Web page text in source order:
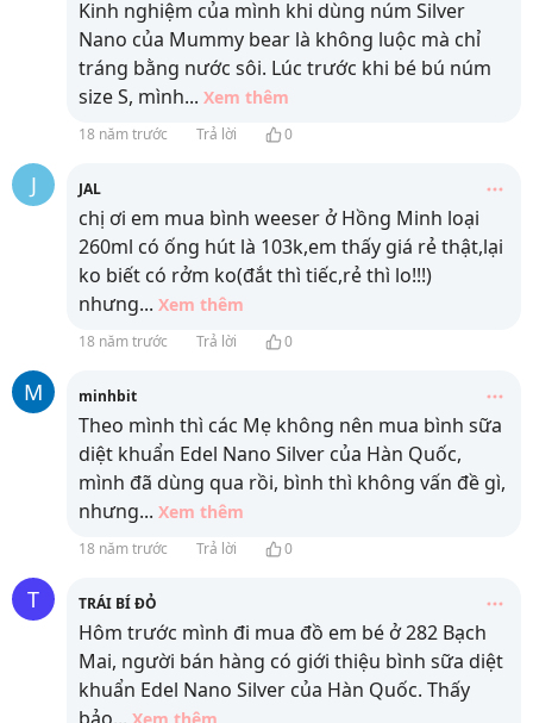
Kinh nghiệm của mình khi dùng núm Silver
Nano của Mummy bear là không luộc mà chỉ
tráng bằng nước sôi. Lúc trước khi bé bú núm
size S, mình... Xem thêm
18 năm trước Trả lời 0
J JAL
chị ơi em mua bình weeser ở Hồng Minh loại
260ml có ống hút là 103k,em thấy giá rẻ thật,lại
ko biết có rởm ko(đắt thì tiếc,rẻ thì lo!!!)
nhưng... Xem thêm
18 năm trước Trả lời 0
M minhbit
Theo mình thì các Mẹ không nên mua bình sữa
diệt khuẩn Edel Nano Silver của Hàn Quốc,
mình đã dùng qua rồi, bình thì không vấn đề gì,
nhưng... Xem thêm
18 năm trước Trả lời 0
T TRÁI BÍ ĐỎ
Hôm trước mình đi mua đồ em bé ở 282 Bạch
Mai, người bán hàng có giới thiệu bình sữa diệt
khuẩn Edel Nano Silver của Hàn Quốc. Thấy